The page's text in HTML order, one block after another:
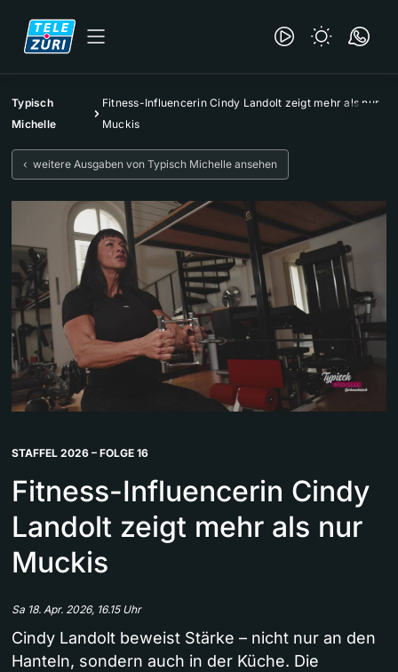
Typisch
Michelle
Fitness-Influencerin Cindy Landolt zeigt mehr als nur
Muckis
‹ weitere Ausgaben von Typisch Michelle ansehen
STAFFEL 2026 – FOLGE 16
Fitness-Influencerin Cindy
Landolt zeigt mehr als nur
Muckis
Sa 18. Apr. 2026, 16.15 Uhr
Cindy Landolt beweist Stärke – nicht nur an den
Hanteln, sondern auch in der Küche. Die